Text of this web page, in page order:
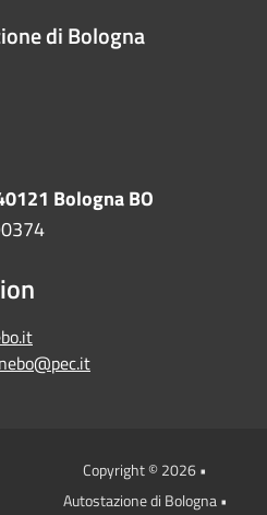
di Bologna
Bologna BO
Copyright © 2026 •
Autostazione di Bologna •